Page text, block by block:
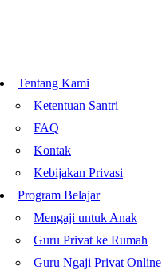
Tentang Kami
Ketentuan Santri
FAQ
Kontak
Kebijakan Privasi
Program Belajar
Mengaji untuk Anak
Guru Privat ke Rumah
Guru Ngaji Privat Online